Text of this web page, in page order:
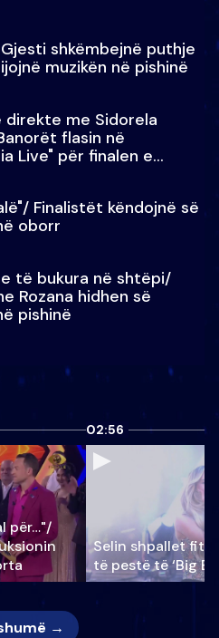
shkëmbejnë puthje
muzikën në pishinë
direkte me Sidorela
flasin në
Live" për finalen e
Finalistët këndojnë së
oborr
të bukura në shtëpi/
Rozana hidhen së
pishinë
për…"/
02:56
Selin shpallet
të pestë të ‘Big
→